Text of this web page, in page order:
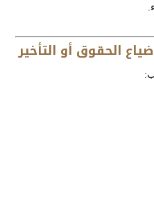
الحقوق أو التأخير